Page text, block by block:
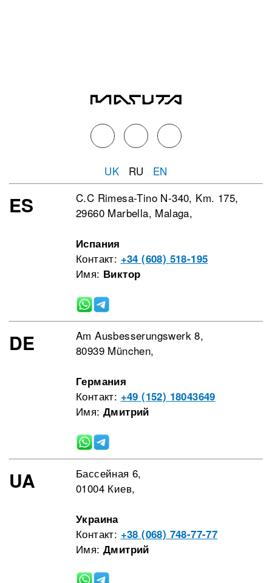
UK RU EN
ES
C.C Rimesa-Tino N-340, Km. 175,
29660 Marbella, Malaga,
Испания
Контакт: +34 (608) 518-195
Имя: Виктор
DE
Am Ausbesserungswerk 8,
80939 München,
Германия
Контакт: +49 (152) 18043649
Имя: Дмитрий
UA
Бассейная 6,
01004 Киев,
Украина
Контакт: +38 (068) 748-77-77
Имя: Дмитрий